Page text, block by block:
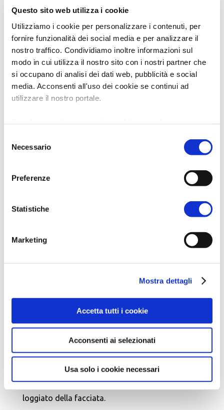
Questo sito web utilizza i cookie
Utilizziamo i cookie per personalizzare i contenuti, per
fornire funzionalità dei social media e per analizzare il
nostro traffico. Condividiamo inoltre informazioni sul
modo in cui utilizza il nostro sito con i nostri partner che
si occupano di analisi dei dati web, pubblicità e social
media. Acconsenti all'uso dei cookie se continui ad
utilizzare il nostro portale.
delNecessario
Preferenze
Statistiche
Marketing
Mostra dettagli
Accetta tutti i cookie
Acconsenti ai selezionati
Usa solo i cookie necessari
Cotignola
Chiesa di San Francesco
Minori Osservanti di
fu edificata nel
1484 con bolla di autorizzazione di Papa Sisto IV,
e consacrata nel 1495. Si conservano all’interno
affreschi raffiguranti due Angeli che reggono lo
cinquecentesco, e la Pietà attribuita a Gerolamo
attualmente collocata sopra l’altare maggiore.
Da notare una lunetta rappresentante una Pietà
del XV secolo firmata dai fratelli Zaganelli, parte
terminale di una pala, ora nella galleria Brera a
Nel corpo della chiesa è situato il sacello o
cappella degli Sforza, preesistente alla chiesa
stessa e ad essa collegato tramite il grazioso
loggiato della facciata.